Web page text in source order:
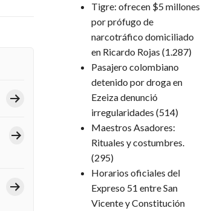
Tigre: ofrecen $5 millones
por prófugo de
narcotráfico domiciliado
en Ricardo Rojas (1.287)
Pasajero colombiano
detenido por droga en
Ezeiza denunció
irregularidades (514)
Maestros Asadores:
Rituales y costumbres.
(295)
Horarios oficiales del
Expreso 51 entre San
Vicente y Constitución